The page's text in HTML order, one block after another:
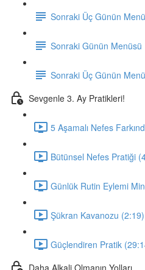
Sonraki Üç Günün
Sonraki Günün Menüsü
Sonraki Üç Günün
Sevgenle 3. Ay Pratikleri!
5 Aşamalı Nefes
Bütünsel Nefes Pratiği
Günlük Rutin Eylemi
Şükran Kavanozu (2:19)
Güçlendiren Pratik
Daha Alkali Olmanın Yolları